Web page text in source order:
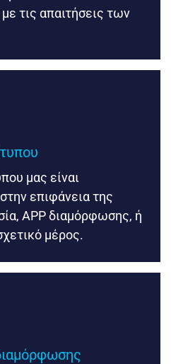
τις απαιτήσεις των
μας είναι
επιφάνεια της
APP διαμόρφωσης, ή
μέρος.